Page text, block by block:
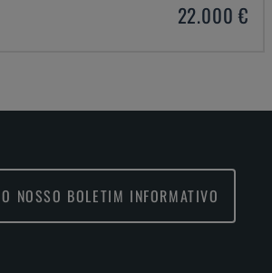
22.000 €
NOSSO BOLETIM INFORMATIVO